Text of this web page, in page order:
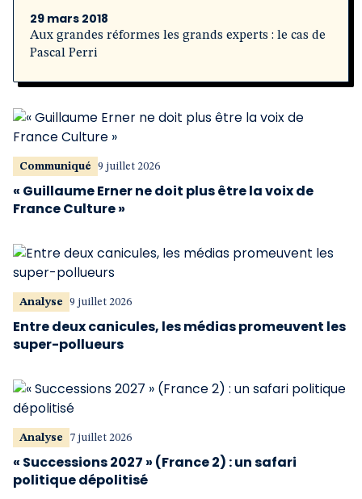
29 mars 2018
Aux grandes réformes les grands experts : le cas de
Pascal Perri
Communiqué 9 juillet 2026
« Guillaume Erner ne doit plus être la voix de
France Culture »
Analyse 9 juillet 2026
Entre deux canicules, les médias promeuvent les
super-pollueurs
Analyse 7 juillet 2026
« Successions 2027 » (France 2) : un safari
politique dépolitisé